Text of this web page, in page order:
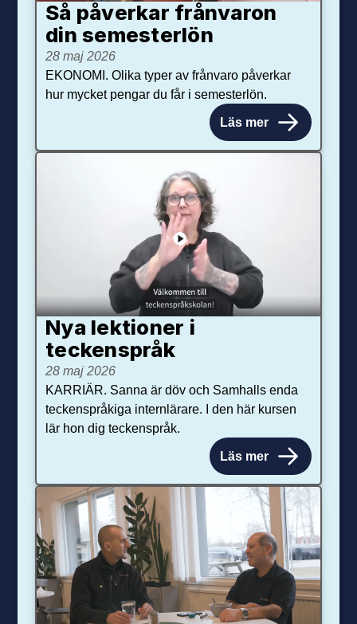
Så påverkar från­varon
din semester­lön
28 maj 2026
EKONOMI. Olika typer av frånvaro påverkar
hur mycket pengar du får i semesterlön.
Läs mer
Nya lektioner i
teckenspråk
28 maj 2026
KARRIÄR. Sanna är döv och Samhalls enda
teckenspråkiga internlärare. I den här kursen
lär hon dig teckenspråk.
Läs mer